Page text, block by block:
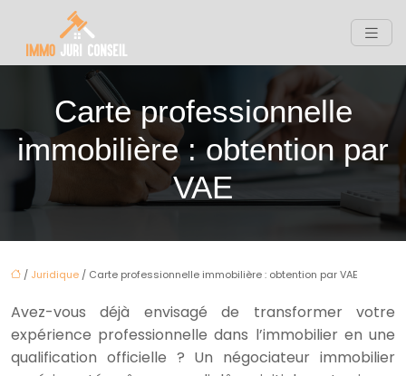
Carte professionnelle
immobilière : obtention par
VAE
/ Juridique / Carte professionnelle immobilière : obtention par VAE
Avez-vous déjà envisagé de transformer votre
expérience professionnelle dans l’immobilier en une
qualification officielle ? Un négociateur immobilier